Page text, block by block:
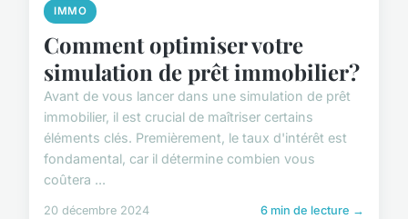
IMMO
Comment optimiser votre
simulation de prêt immobilier?
Avant de vous lancer dans une simulation de prêt
immobilier, il est crucial de maîtriser certains
éléments clés. Premièrement, le taux d'intérêt est
fondamental, car il détermine combien vous
coûtera ...
20 décembre 2024 6 min de lecture →